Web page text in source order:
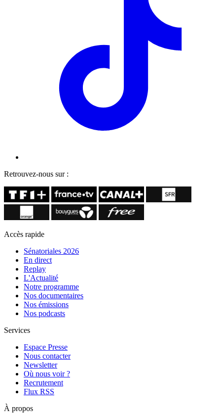
Retrouvez-nous sur :
Accès rapide
Sénatoriales 2026
En direct
Replay
L'Actualité
Notre programme
Nos documentaires
Nos émissions
Nos podcasts
Services
Espace Presse
Nous contacter
Newsletter
Où nous voir ?
Recrutement
Flux RSS
À propos